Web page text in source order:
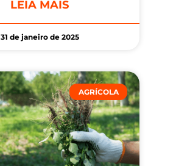
LEIA MAIS
31 de janeiro de 2025
AGRÍCOLA